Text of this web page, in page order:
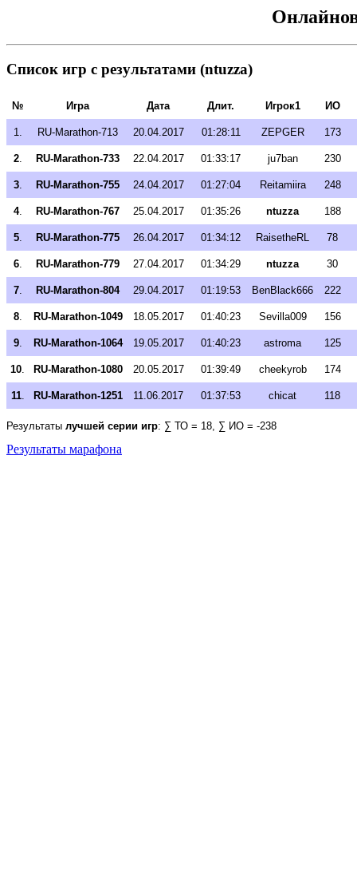
Список игр с результатами (ntuzza)
№ Игра Дата Длит. Игрок1 ИО
1. RU-Marathon-713 20.04.2017 01:28:11 ZEPGER 173
2. RU-Marathon-733 22.04.2017 01:33:17 ju7ban 230
3. RU-Marathon-755 24.04.2017 01:27:04 Reitamiira 248
4. RU-Marathon-767 25.04.2017 01:35:26 ntuzza 188
5. RU-Marathon-775 26.04.2017 01:34:12 RaisetheRL 78
6. RU-Marathon-779 27.04.2017 01:34:29 ntuzza 30
7. RU-Marathon-804 29.04.2017 01:19:53 BenBlack666 222
8. RU-Marathon-1049 18.05.2017 01:40:23 Sevilla009 156
9. RU-Marathon-1064 19.05.2017 01:40:23 astroma 125
10. RU-Marathon-1080 20.05.2017 01:39:49 cheekyrob 174
11. RU-Marathon-1251 11.06.2017 01:37:53 chicat 118
Результаты лучшей серии игр: ∑ ТО = 18, ∑ ИО = -238
Результаты марафона